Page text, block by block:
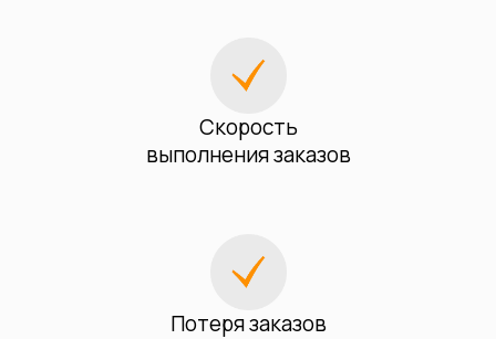
Скорость
выполнения заказов
Потеря заказов